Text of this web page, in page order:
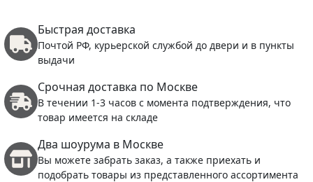
Быстрая доставка
Почтой РФ, курьерской службой до двери и в пункты
выдачи
Срочная доставка по Москве
В течении 1-3 часов с момента подтверждения, что
товар имеется на складе
Два шоурума в Москве
Вы можете забрать заказ, а также приехать и
подобрать товары из представленного ассортимента